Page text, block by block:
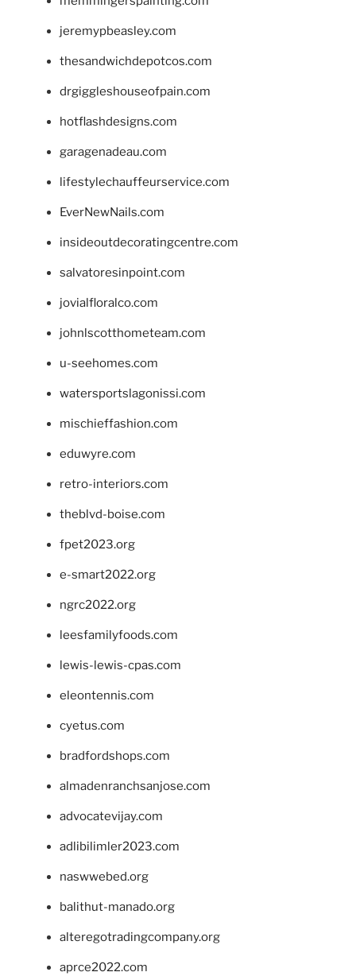
jeremypbeasley.com
thesandwichdepotcos.com
drgiggleshouseofpain.com
hotflashdesigns.com
garagenadeau.com
lifestylechauffeurservice.com
EverNewNails.com
insideoutdecoratingcentre.com
salvatoresinpoint.com
jovialfloralco.com
johnlscotthometeam.com
u-seehomes.com
watersportslagonissi.com
mischieffashion.com
eduwyre.com
retro-interiors.com
theblvd-boise.com
fpet2023.org
e-smart2022.org
ngrc2022.org
leesfamilyfoods.com
lewis-lewis-cpas.com
eleontennis.com
cyetus.com
bradfordshops.com
almadenranchsanjose.com
advocatevijay.com
adlibilimler2023.com
naswwebed.org
balithut-manado.org
alteregotradingcompany.org
aprce2022.com